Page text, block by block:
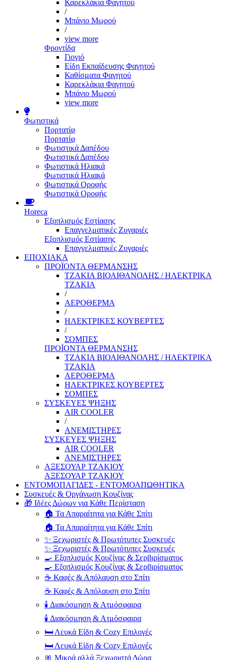
Καρεκλάκια Φαγητού
/
Μπάνιο Μωρού
/
view more
Φροντίδα
Γιογιό
Είδη Εκπαίδευσης Φαγητού
Καθίσματα Φαγητού
Καρεκλάκια Φαγητού
Μπάνιο Μωρού
view more
Φωτιστικά
Πορτατίφ
Πορτατίφ
Φωτιστικά Δαπέδου
Φωτιστικά Δαπέδου
Φωτιστικά Ηλιακά
Φωτιστικά Ηλιακά
Φωτιστικά Οροφής
Φωτιστικά Οροφής
Horeca
Εξοπλισμός Εστίασης
Επαγγελματικές Ζυγαριές
Εξοπλισμός Εστίασης
Επαγγελματικές Ζυγαριές
ΕΠΟΧΙΑΚΑ
ΠΡΟΪΟΝΤΑ ΘΕΡΜΑΝΣΗΣ
ΤΖΑΚΙΑ ΒΙΟΑΙΘΑΝΟΛΗΣ / ΗΛΕΚΤΡΙΚΑ
ΤΖΑΚΙΑ
/
ΑΕΡΟΘΕΡΜΑ
/
ΗΛΕΚΤΡΙΚΕΣ ΚΟΥΒΕΡΤΕΣ
/
ΣΟΜΠΕΣ
ΠΡΟΪΟΝΤΑ ΘΕΡΜΑΝΣΗΣ
ΤΖΑΚΙΑ ΒΙΟΑΙΘΑΝΟΛΗΣ / ΗΛΕΚΤΡΙΚΑ
ΤΖΑΚΙΑ
ΑΕΡΟΘΕΡΜΑ
ΗΛΕΚΤΡΙΚΕΣ ΚΟΥΒΕΡΤΕΣ
ΣΟΜΠΕΣ
ΣΥΣΚΕΥΕΣ ΨΗΞΗΣ
AIR COOLER
/
ΑΝΕΜΙΣΤΗΡΕΣ
ΣΥΣΚΕΥΕΣ ΨΗΞΗΣ
AIR COOLER
ΑΝΕΜΙΣΤΗΡΕΣ
ΑΞΕΣΟΥΑΡ ΤΖΑΚΙΟΥ
ΑΞΕΣΟΥΑΡ ΤΖΑΚΙΟΥ
ΕΝΤΟΜΟΠΑΓΙΔΕΣ - ΕΝΤΟΜΟΑΠΩΘΗΤΙΚΑ
Συσκευές & Οργάνωση Κουζίνας
🎁 Ιδέες Δώρων για Κάθε Περίσταση
🏠 Τα Απαραίτητα για Κάθε Σπίτι
🏠 Τα Απαραίτητα για Κάθε Σπίτι
✨ Ξεχωριστές & Πρωτότυπες Συσκευές
✨ Ξεχωριστές & Πρωτότυπες Συσκευές
🍳 Εξοπλισμός Κουζίνας & Σερβιρίσματος
🍳 Εξοπλισμός Κουζίνας & Σερβιρίσματος
☕ Καφές & Απόλαυση στο Σπίτι
☕ Καφές & Απόλαυση στο Σπίτι
🕯️ Διακόσμηση & Ατμόσφαιρα
🕯️ Διακόσμηση & Ατμόσφαιρα
🛏️ Λευκά Είδη & Cozy Επιλογές
🛏️ Λευκά Είδη & Cozy Επιλογές
🎀 Μικρά αλλά Ξεχωριστά Δώρα